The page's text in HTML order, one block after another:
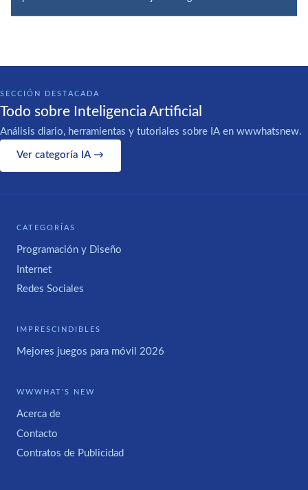
SECCIÓN DESTACADA
Todo sobre Inteligencia Artificial
Análisis diario, herramientas y tutoriales sobre IA en wwwhatsnew.
Ver categoría IA →
CATEGORÍAS
Programación y Diseño
Internet
Redes Sociales
IMPRESCINDIBLES
Mejores juegos para móvil 2026
WWWHAT'S NEW
Acerca de
Contacto
Contratos de Publicidad